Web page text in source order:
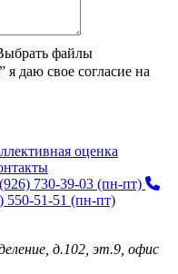
файлы
даю свое согласие на
оценка
730-39-03 (пн-пт)
550-51-51 (пн-пт)
д.102, эт.9, офис